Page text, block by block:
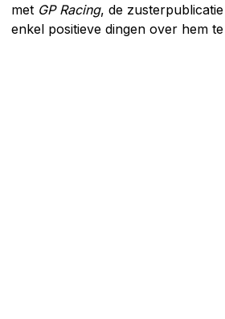
met GP Racing, de
enkel positieve dingen over hem